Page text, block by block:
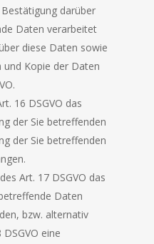
darüber
Daten verarbeitet
diese Daten sowie
Kopie der Daten
16 DSGVO das
der Sie betreffenden
der Sie betreffenden
Art. 17 DSGVO das
Daten
bzw. alternativ
eine